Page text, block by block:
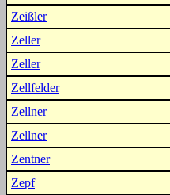
Zeißler
Zeller
Zeller
Zellfelder
Zellner
Zellner
Zentner
Zepf